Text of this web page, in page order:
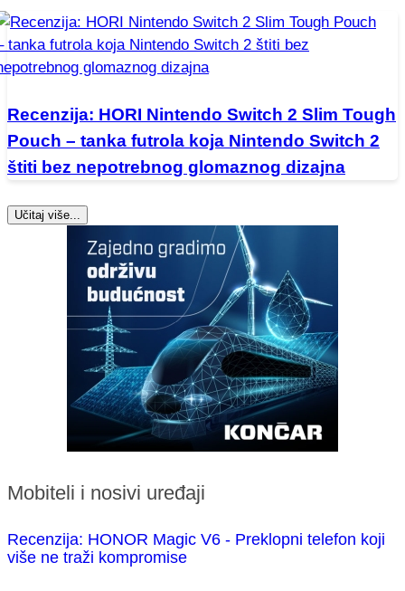
Recenzija: HORI Nintendo Switch 2 Slim Tough
Pouch – tanka futrola koja Nintendo Switch 2
štiti bez nepotrebnog glomaznog dizajna
Učitaj više...
Mobiteli i nosivi uređaji
Recenzija: HONOR Magic V6 - Preklopni telefon koji
više ne traži kompromise